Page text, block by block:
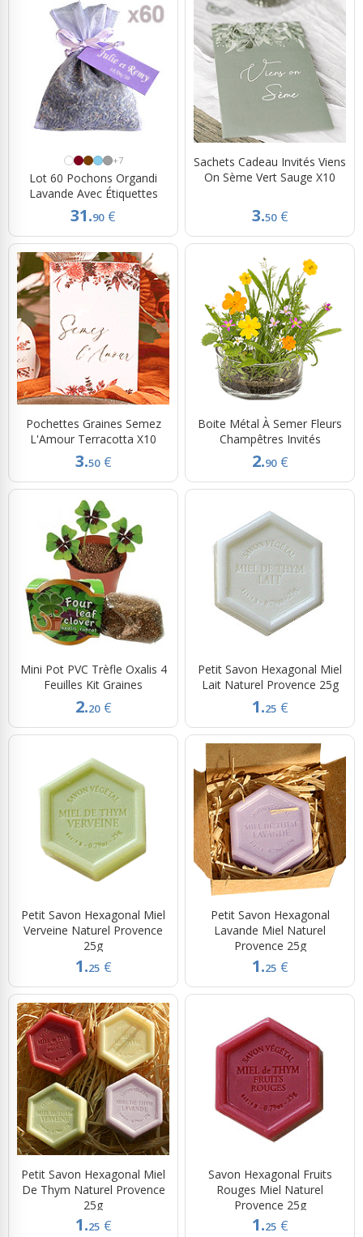
+7
Lot 60 Pochons Organdi
Lavande Avec Étiquettes
31.90 €
Sachets Cadeau Invités Viens
On Sème Vert Sauge X10
3.50 €
Pochettes Graines Semez
L'Amour Terracotta X10
3.50 €
Boite Métal À Semer Fleurs
Champêtres Invités
2.90 €
Mini Pot PVC Trèfle Oxalis 4
Feuilles Kit Graines
2.20 €
Petit Savon Hexagonal Miel
Lait Naturel Provence 25g
1.25 €
Petit Savon Hexagonal Miel
Verveine Naturel Provence
25g
1.25 €
Petit Savon Hexagonal
Lavande Miel Naturel
Provence 25g
1.25 €
Petit Savon Hexagonal Miel
De Thym Naturel Provence
25g
1.25 €
Savon Hexagonal Fruits
Rouges Miel Naturel
Provence 25g
1.25 €